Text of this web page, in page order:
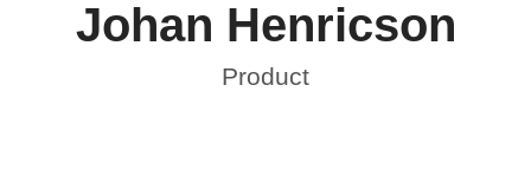
Johan Henricson
Product